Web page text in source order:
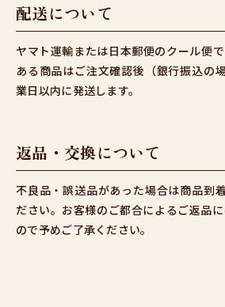
配送について
ヤマト運輸または日本郵便のクール便
ある商品はご注文確認後（銀行振込の
業日以内に発送します。
返品・交換について
不良品・誤送品があった場合は商品到
ださい。お客様のご都合によるご返品
ので予めご了承ください。